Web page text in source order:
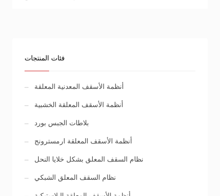
فئات المنتجات
أنظمة الأسقف المعدنية المعلقة
أنظمة الأسقف المعلقة الخشبية
بلاطات الجبس بورد
أنظمة الأسقف المعلقة ارمسترونج
نظام السقف المعلق بشكل خلايا النحل
نظام السقف المعلق الشبكي